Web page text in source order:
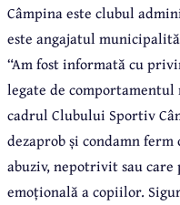
Câmpina este clubul
este angajatul
“Am fost informată cu
legate de
cadrul Clubului Sportiv
dezaprob și condamn
abuziv, nepotrivit sau
emoțională a copiilor.